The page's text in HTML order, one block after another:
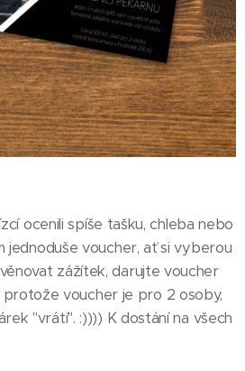
ocenili spíše tašku, chleba nebo
jednoduše voucher, ať si vyberou
zážítek, darujte voucher
protože voucher je pro 2 osoby,
"vrátí". :)))) K dostání na všech